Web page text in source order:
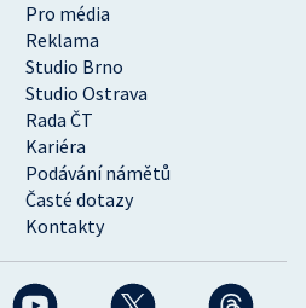
Pro média
Reklama
Studio Brno
Studio Ostrava
Rada ČT
Kariéra
Podávání námětů
Časté dotazy
Kontakty